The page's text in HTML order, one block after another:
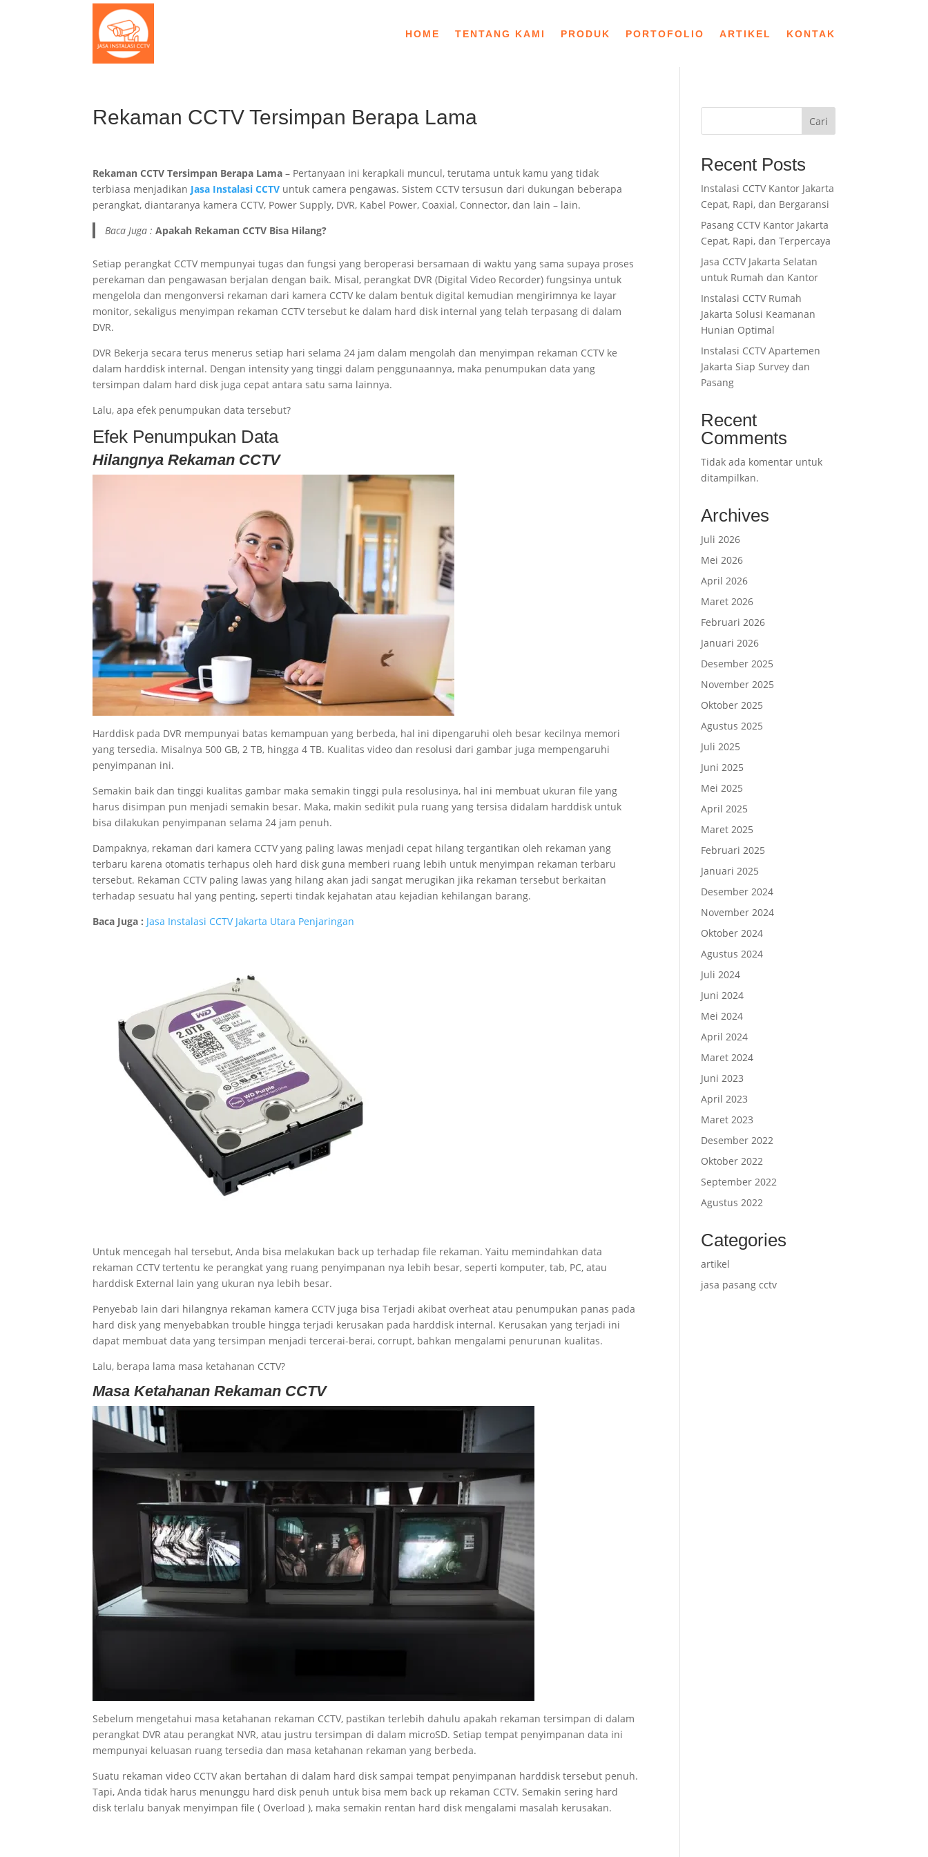
HOME TENTANG KAMI PRODUK PORTOFOLIO ARTIKEL KONTAK
Rekaman CCTV Tersimpan Berapa Lama
Rekaman CCTV Tersimpan Berapa Lama– Pertanyaan ini kerapkali muncul, terutama untuk kamu yang tidak
terbiasa menjadikan Jasa Instalasi CCTV untuk camera pengawas. Sistem CCTV tersusun dari dukungan beberapa
perangkat, diantaranya kamera CCTV, Power Supply, DVR, Kabel Power, Coaxial, Connector, dan lain – lain.
Baca Juga : Apakah Rekaman CCTV Bisa Hilang?
Setiap perangkat CCTV mempunyai tugas dan fungsi yang beroperasi bersamaan di waktu yang sama supaya proses
perekaman dan pengawasan berjalan dengan baik. Misal, perangkat DVR (Digital Video Recorder) fungsinya untuk
mengelola dan mengonversi rekaman dari kamera CCTV ke dalam bentuk digital kemudian mengirimnya ke layar
monitor, sekaligus menyimpan rekaman CCTV tersebut ke dalam hard disk internal yang telah terpasang di dalam
DVR.
DVR Bekerja secara terus menerus setiap hari selama 24 jam dalam mengolah dan menyimpan rekaman CCTV ke
dalam harddisk internal. Dengan intensity yang tinggi dalam penggunaannya, maka penumpukan data yang
tersimpan dalam hard disk juga cepat antara satu sama lainnya.
Lalu, apa efek penumpukan data tersebut?
Efek Penumpukan Data
Hilangnya Rekaman CCTV
Harddisk pada DVR mempunyai batas kemampuan yang berbeda, hal ini dipengaruhi oleh besar kecilnya memori
yang tersedia. Misalnya 500 GB, 2 TB, hingga 4 TB. Kualitas video dan resolusi dari gambar juga mempengaruhi
penyimpanan ini.
Semakin baik dan tinggi kualitas gambar maka semakin tinggi pula resolusinya, hal ini membuat ukuran file yang
harus disimpan pun menjadi semakin besar. Maka, makin sedikit pula ruang yang tersisa didalam harddisk untuk
bisa dilakukan penyimpanan selama 24 jam penuh.
Dampaknya, rekaman dari kamera CCTV yang paling lawas menjadi cepat hilang tergantikan oleh rekaman yang
terbaru karena otomatis terhapus oleh hard disk guna memberi ruang lebih untuk menyimpan rekaman terbaru
tersebut. Rekaman CCTV paling lawas yang hilang akan jadi sangat merugikan jika rekaman tersebut berkaitan
terhadap sesuatu hal yang penting, seperti tindak kejahatan atau kejadian kehilangan barang.
Baca Juga : Jasa Instalasi CCTV Jakarta Utara Penjaringan
Untuk mencegah hal tersebut, Anda bisa melakukan back up terhadap file rekaman. Yaitu memindahkan data
rekaman CCTV tertentu ke perangkat yang ruang penyimpanan nya lebih besar, seperti komputer, tab, PC, atau
harddisk External lain yang ukuran nya lebih besar.
Penyebab lain dari hilangnya rekaman kamera CCTV juga bisa Terjadi akibat overheat atau penumpukan panas pada
hard disk yang menyebabkan trouble hingga terjadi kerusakan pada harddisk internal. Kerusakan yang terjadi ini
dapat membuat data yang tersimpan menjadi tercerai-berai, corrupt, bahkan mengalami penurunan kualitas.
Lalu, berapa lama masa ketahanan CCTV?
Masa Ketahanan Rekaman CCTV
Sebelum mengetahui masa ketahanan rekaman CCTV, pastikan terlebih dahulu apakah rekaman tersimpan di dalam
perangkat DVR atau perangkat NVR, atau justru tersimpan di dalam microSD. Setiap tempat penyimpanan data ini
mempunyai keluasan ruang tersedia dan masa ketahanan rekaman yang berbeda.
Suatu rekaman video CCTV akan bertahan di dalam hard disk sampai tempat penyimpanan harddisk tersebut penuh.
Tapi, Anda tidak harus menunggu hard disk penuh untuk bisa mem back up rekaman CCTV. Semakin sering hard
disk terlalu banyak menyimpan file ( Overload ), maka semakin rentan hard disk mengalami masalah kerusakan.
Cari
Recent Posts
Instalasi CCTV Kantor Jakarta
Cepat, Rapi, dan Bergaransi
Pasang CCTV Kantor Jakarta
Cepat, Rapi, dan Terpercaya
Jasa CCTV Jakarta Selatan
untuk Rumah dan Kantor
Instalasi CCTV Rumah
Jakarta Solusi Keamanan
Hunian Optimal
Instalasi CCTV Apartemen
Jakarta Siap Survey dan
Pasang
Recent
Comments
Tidak ada komentar untuk
ditampilkan.
Archives
Juli 2026
Mei 2026
April 2026
Maret 2026
Februari 2026
Januari 2026
Desember 2025
November 2025
Oktober 2025
Agustus 2025
Juli 2025
Juni 2025
Mei 2025
April 2025
Maret 2025
Februari 2025
Januari 2025
Desember 2024
November 2024
Oktober 2024
Agustus 2024
Juli 2024
Juni 2024
Mei 2024
April 2024
Maret 2024
Juni 2023
April 2023
Maret 2023
Desember 2022
Oktober 2022
September 2022
Agustus 2022
Categories
artikel
jasa pasang cctv